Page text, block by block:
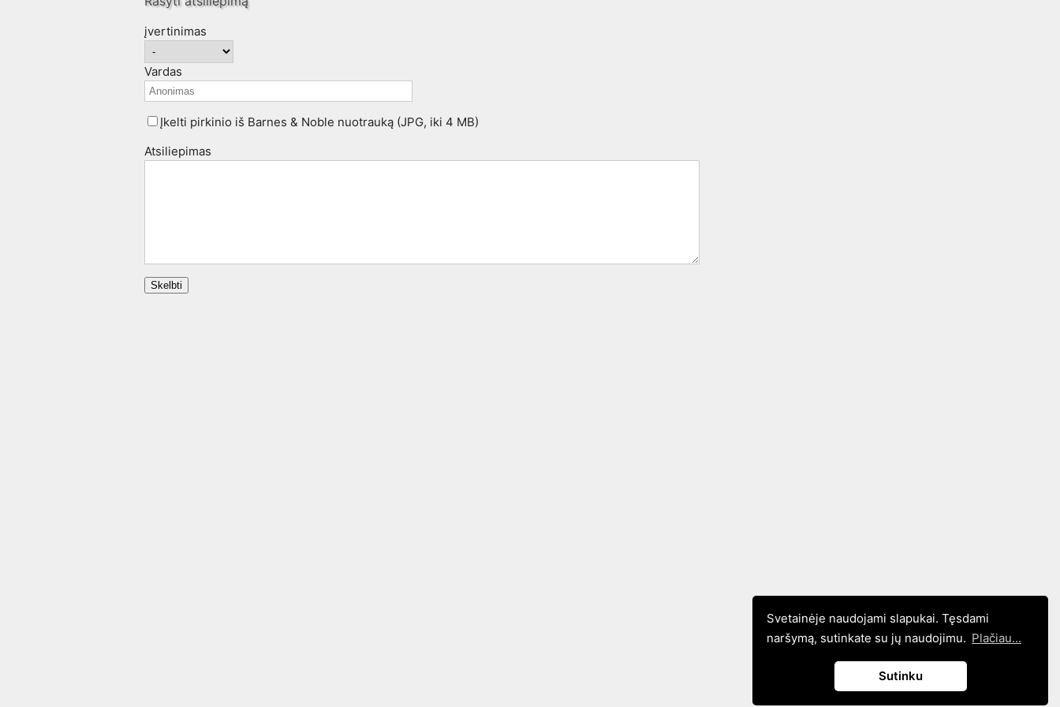
Svetainėje naudojami slapukai. Tęsdami
naršymą, sutinkate su jų naudojimu. Plačiau...
Sutinku
įvertinimas
Vardas
Įkelti pirkinio iš Barnes & Noble nuotrauką (JPG, iki 4 MB)
Atsiliepimas